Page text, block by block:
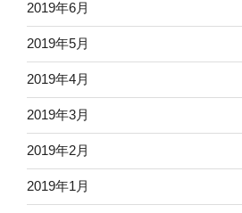
2019年6月
2019年5月
2019年4月
2019年3月
2019年2月
2019年1月